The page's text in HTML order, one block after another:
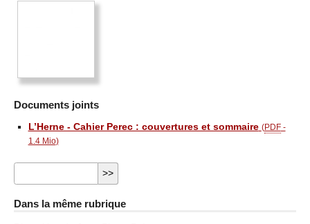
Documents joints
L’Herne - Cahier Perec : couvertures et sommaire (PDF-
1.4 Mio)
Dans la même rubrique